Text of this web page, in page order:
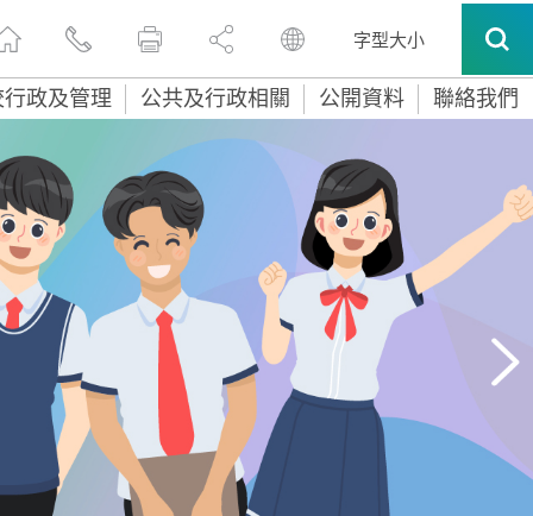
字型大小
政及管理 公共及行政相關 公開資料 聯絡我們